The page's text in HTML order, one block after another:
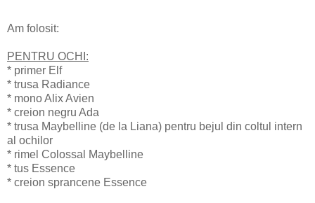
Am folosit:
PENTRU OCHI:
* primer Elf
* trusa Radiance
* mono Alix Avien
* creion negru Ada
* trusa Maybelline (de la Liana) pentru bejul din coltul intern
al ochilor
* rimel Colossal Maybelline
* tus Essence
* creion sprancene Essence